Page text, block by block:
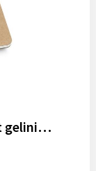
KOSTOVA. A5 notitieblok met gelinieerde pagina's